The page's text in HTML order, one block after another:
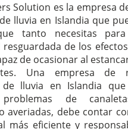
Solution es la empresa
lluvia en Islandia que
tanto necesitas
de los
de ocasionar al
Una empresa de
de lluvia en Islandia
de
averiadas, debe contar
más eficiente y